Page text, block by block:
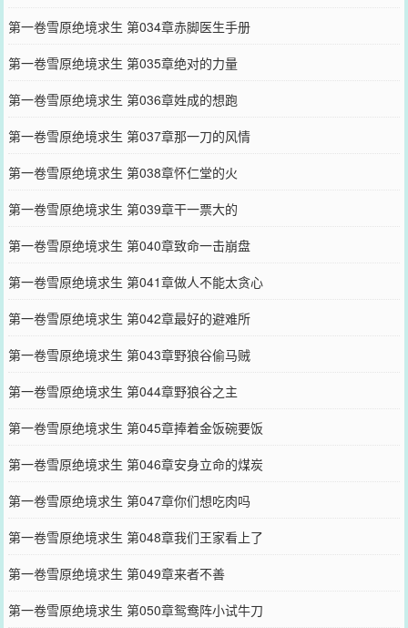
第一卷雪原绝境求生 第034章赤脚医生手册
第一卷雪原绝境求生 第035章绝对的力量
第一卷雪原绝境求生 第036章姓成的想跑
第一卷雪原绝境求生 第037章那一刀的风情
第一卷雪原绝境求生 第038章怀仁堂的火
第一卷雪原绝境求生 第039章干一票大的
第一卷雪原绝境求生 第040章致命一击崩盘
第一卷雪原绝境求生 第041章做人不能太贪心
第一卷雪原绝境求生 第042章最好的避难所
第一卷雪原绝境求生 第043章野狼谷偷马贼
第一卷雪原绝境求生 第044章野狼谷之主
第一卷雪原绝境求生 第045章捧着金饭碗要饭
第一卷雪原绝境求生 第046章安身立命的煤炭
第一卷雪原绝境求生 第047章你们想吃肉吗
第一卷雪原绝境求生 第048章我们王家看上了
第一卷雪原绝境求生 第049章来者不善
第一卷雪原绝境求生 第050章鸳鸯阵小试牛刀